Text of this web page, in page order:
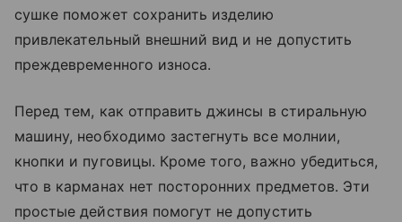
сушке поможет сохранить изделию
привлекательный внешний вид и не допустить
преждевременного износа.
Перед тем, как отправить джинсы в стиральную
машину, необходимо застегнуть все молнии,
кнопки и пуговицы. Кроме того, важно убедиться,
что в карманах нет посторонних предметов. Эти
простые действия помогут не допустить